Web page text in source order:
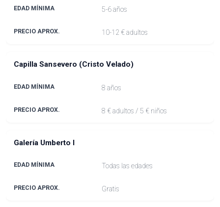
5-6 años
10-12 € adultos
Capilla Sansevero (Cristo Velado)
8 años
8 € adultos / 5 € niños
Galería Umberto I
Todas las edades
Gratis